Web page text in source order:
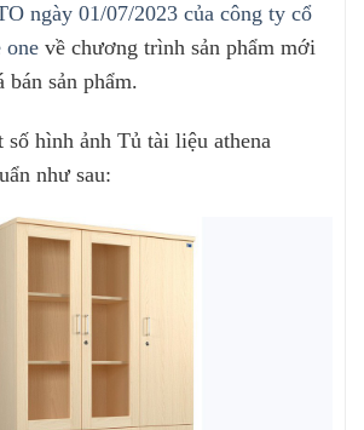
ngày 01/07/2023 của công ty cổ
one về chương trình sản phẩm mới
sản phẩm.
hình ảnh Tủ tài liệu athena
như sau: